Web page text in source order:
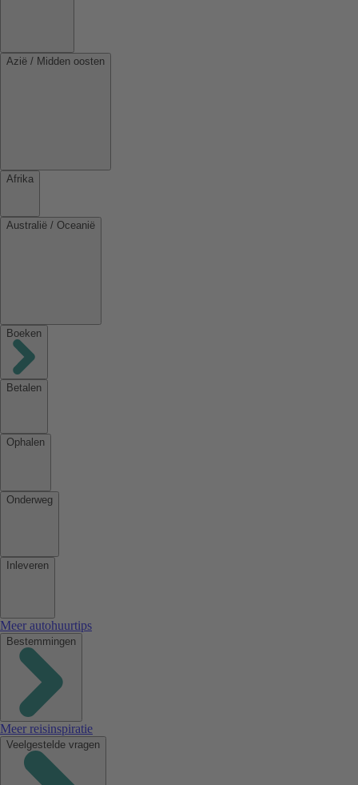
Azië / Midden oosten
Afrika
Australië / Oceanië
Boeken
Betalen
Ophalen
Onderweg
Inleveren
Meer autohuurtips
Bestemmingen
Meer reisinspiratie
Veelgestelde vragen